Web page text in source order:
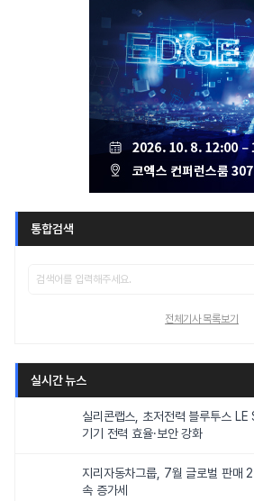
통합검색
전체기사 목록보기
실시간 뉴스
실리콘랩스, 초저전력 블루투스
기기 전력 효율·보안 강화
지리자동차그룹, 7월 글로벌 판매
속 증가세